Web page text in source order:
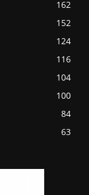
162
152
124
116
104
100
84
63